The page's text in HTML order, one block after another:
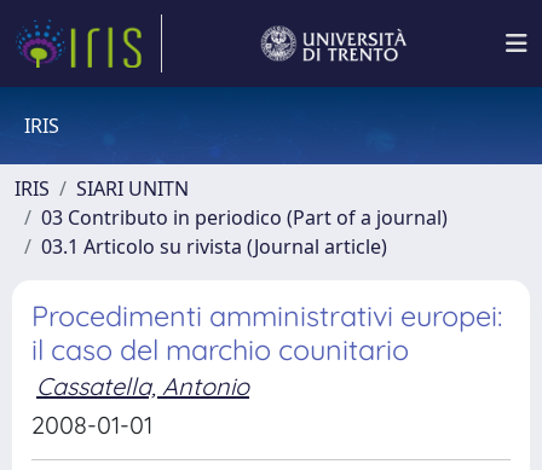
IRIS
IRIS
SIARI UNITN
03 Contributo in periodico (Part of a journal)
03.1 Articolo su rivista (Journal article)
Procedimenti amministrativi europei:
il caso del marchio counitario
Cassatella, Antonio
2008-01-01